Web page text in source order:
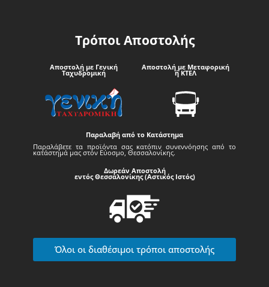
Τρόποι Αποστολής
Αποστολή με Γενική
Ταχυδρομική
Αποστολή με Μεταφορική
ή ΚΤΕΛ
Παραλαβή από το Κατάστημα
Παραλάβετε τα προϊόντα σας κατόπιν συνεννόησης από το
κατάστημά μας στον Εύοσμο, Θεσσαλονίκης.
Δωρεάν Αποστολή
εντός Θεσσαλονίκης (Αστικός Ιστός)
Όλοι οι διαθέσιμοι τρόποι αποστολής